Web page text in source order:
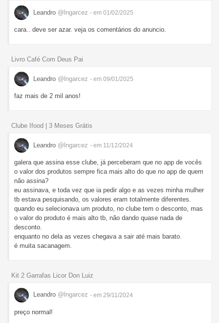
Leandro @lngarcez - em 01/02/2025
cara.. deve ser azar. veja os comentários do anuncio.
Livro Café Com Deus Pai
Leandro @lngarcez - em 09/01/2025
faz mais de 2 mil anos!
Clube Ifood | 3 Meses Grátis
Leandro @lngarcez - em 11/12/2024
galera que assina esse clube, já perceberam que no app de vocês
o valor dos produtos sempre fica mais alto do que no app de quem
não assina?
eu assinava, e toda vez que ia pedir algo e as vezes minha mulher
tb estava pesquisando, os valores eram totalmente diferentes.
quando eu selecionava um produto, no clube tem o desconto, mas
o valor do produto é mais alto tb, não dando quase nada de
desconto.
enquanto no dela as vezes chegava a sair até mais barato.
é muita sacanagem.
Kit 2 Garrafas Licor Don Luiz
Leandro @lngarcez - em 29/11/2024
preço normal!